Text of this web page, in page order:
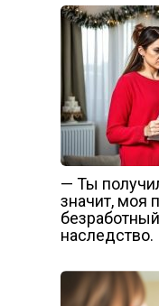
— Ты
значит, моя
наследство.